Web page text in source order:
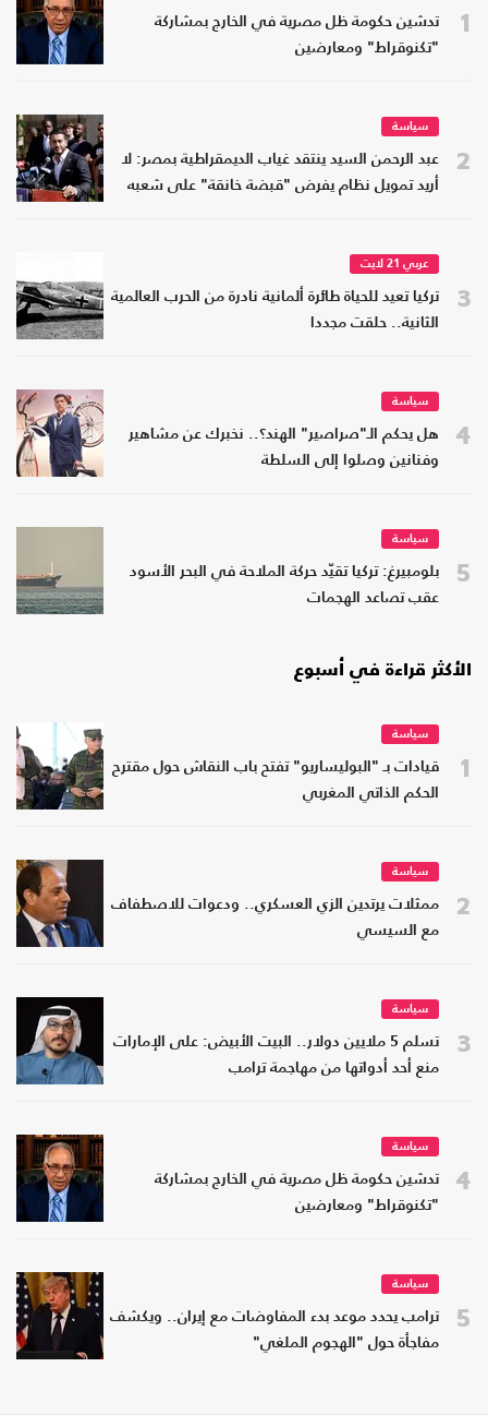
1
تدشين حكومة ظل مصرية في الخارج بمشاركة
"تكنوقراط" ومعارضين
2
سياسة
عبد الرحمن السيد ينتقد غياب الديمقراطية بمصر: لا
أريد تمويل نظام يفرض "قبضة خانقة" على شعبه
3
عربي 21 لايت
تركيا تعيد للحياة طائرة ألمانية نادرة من الحرب العالمية
الثانية.. حلقت مجددا
4
سياسة
هل يحكم الـ"صراصير" الهند؟.. نخبرك عن مشاهير
وفنانين وصلوا إلى السلطة
5
سياسة
بلومبيرغ: تركيا تقيّد حركة الملاحة في البحر الأسود
عقب تصاعد الهجمات
الأكثر قراءة في أسبوع
1
سياسة
قيادات بـ "البوليساريو" تفتح باب النقاش حول مقترح
الحكم الذاتي المغربي
2
سياسة
ممثلات يرتدين الزي العسكري.. ودعوات للاصطفاف
مع السيسي
3
سياسة
تسلم 5 ملايين دولار.. البيت الأبيض: على الإمارات
منع أحد أدواتها من مهاجمة ترامب
4
سياسة
تدشين حكومة ظل مصرية في الخارج بمشاركة
"تكنوقراط" ومعارضين
5
سياسة
ترامب يحدد موعد بدء المفاوضات مع إيران.. ويكشف
مفاجأة حول "الهجوم الملغي"